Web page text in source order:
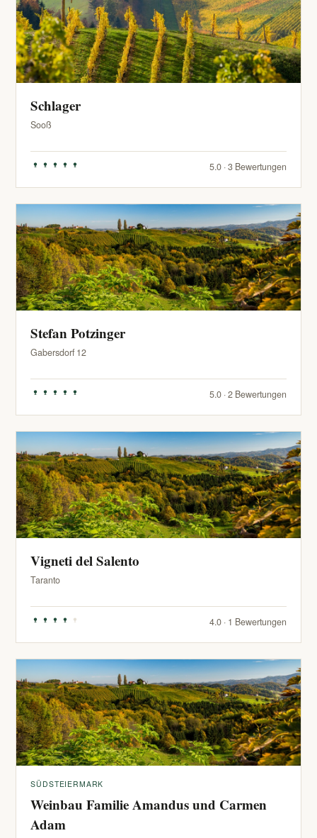
Schlager
Sooß
5.0 · 3 Bewertungen
Stefan Potzinger
Gabersdorf 12
5.0 · 2 Bewertungen
Vigneti del Salento
Taranto
4.0 · 1 Bewertungen
SÜDSTEIERMARK
Weinbau Familie Amandus und Carmen
Adam